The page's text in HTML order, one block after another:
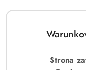
Strona